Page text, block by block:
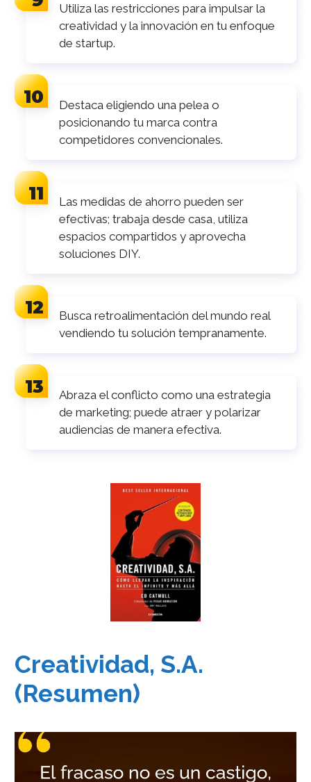
Utiliza las restricciones para impulsar la
creatividad y la innovación en tu enfoque
de startup.
Destaca eligiendo una pelea o
posicionando tu marca contra
competidores convencionales.
Las medidas de ahorro pueden ser
efectivas; trabaja desde casa, utiliza
espacios compartidos y aprovecha
soluciones DIY.
Busca retroalimentación del mundo real
vendiendo tu solución tempranamente.
Abraza el conflicto como una estrategia
de marketing; puede atraer y polarizar
audiencias de manera efectiva.
Creatividad, S.A.
(Resumen)